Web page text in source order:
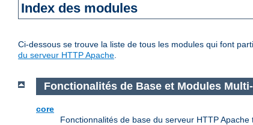
Index des modules
Ci-dessous se trouve la liste de tous les modules qui font
du serveur HTTP Apache.
Fonctionalités de Base et Modules
core
Fonctionnalités de base du serveur HTTP Apache